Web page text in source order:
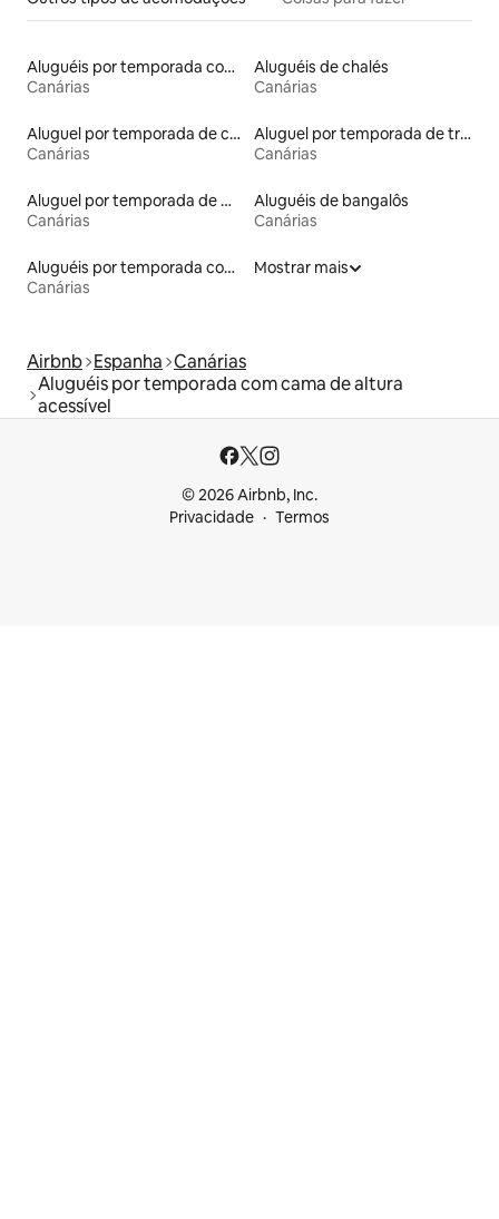
Aluguéis por temporada com acesso à praia
Canárias
Aluguéis de chalés
Canárias
Aluguel por temporada de casas na terra
Canárias
Aluguel por temporada de trailers
Canárias
Aluguel por temporada de microcasas
Canárias
Aluguéis de bangalôs
Canárias
Aluguéis por temporada com sauna
Canárias
Mostrar mais
Airbnb Espanha Canárias
Aluguéis por temporada com cama de altura
acessível
© 2026 Airbnb, Inc.
Privacidade
Termos